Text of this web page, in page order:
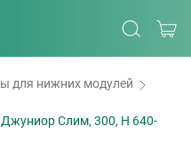
для нижних модулей
Слим, 300, H 640-